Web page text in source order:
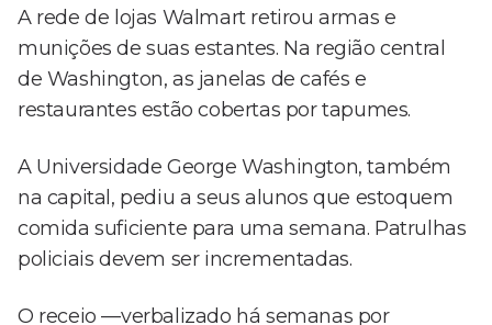
A rede de lojas Walmart retirou armas e
munições de suas estantes. Na região central
de Washington, as janelas de cafés e
restaurantes estão cobertas por tapumes.
A Universidade George Washington, também
na capital, pediu a seus alunos que estoquem
comida suficiente para uma semana. Patrulhas
policiais devem ser incrementadas.
O receio —verbalizado há semanas por